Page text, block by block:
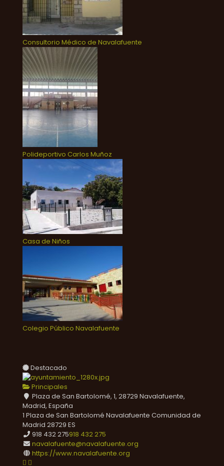
Consultorio Médico de Navalafuente
Polideportivo Carlos Muñoz
Casa de Niños
Colegio Público Navalafuente
Destacado
Principales
Plaza de San Bartolomé, 1, 28729 Navalafuente,
Madrid, España
1 Plaza de San Bartolomé Navalafuente Comunidad de
Madrid 28729 ES
918 432 275918 432 275
navalafuente@navalafuente.org
https://www.navalafuente.org